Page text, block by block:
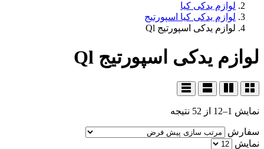
لوازم یدکی کیا
لوازم یدکی کیا اسپورتیج
لوازم یدکی اسپورتیج Ql
لوازم یدکی اسپورتیج Ql
نمایش 1–12 از 52 نتیجه
سفارش
نمایش